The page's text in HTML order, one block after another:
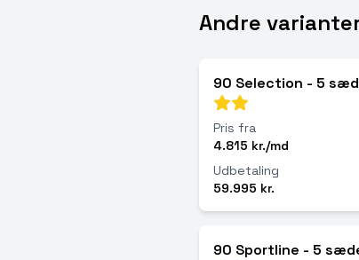
Andre
90 Selection - 5
Pris fra
4.815 kr./md
Udbetaling
59.995 kr.
90 Sportline - 5